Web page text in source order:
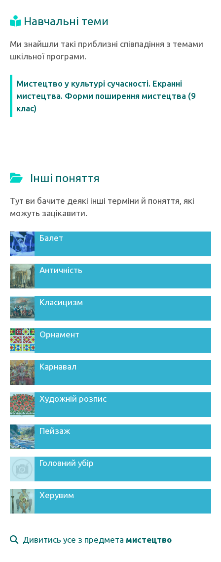
Навчальні теми
Ми знайшли такі приблизні співпадіння з темами
шкільної програми.
Мистецтво у культурі сучасності. Екранні
мистецтва. Форми поширення мистецтва (9
клас)
Інші поняття
Тут ви бачите деякі інші терміни й поняття, які
можуть зацікавити.
Балет
Античність
Класицизм
Орнамент
Карнавал
Художній розпис
Пейзаж
Головний убір
Херувим
Дивитись усе з предмета мистецтво